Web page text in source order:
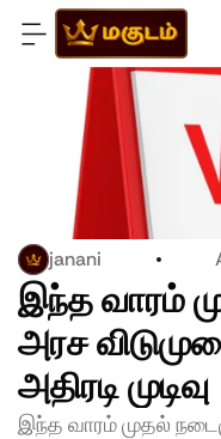
janani
இந்த வாரம்
அரச
அதிரடி முடிவு
இந்த வாரம் முதல்